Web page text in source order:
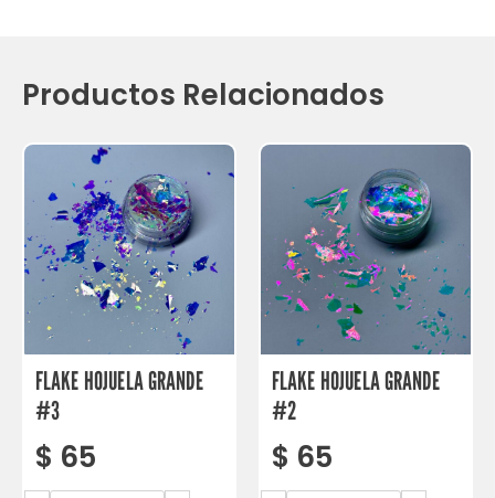
Productos Relacionados
FLAKE HOJUELA GRANDE
#3
$ 65
FLAKE HOJUELA GRANDE
#2
$ 65